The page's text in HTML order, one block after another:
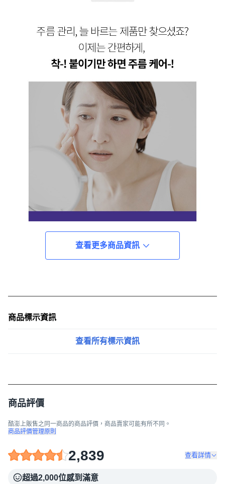
查看更多商品資訊
商品標示資訊
查看所有標示資訊
商品評價
酷澎上販售之同一商品的商品評價，商品賣家可能有所不同。
商品評價管理原則
2,839 查看詳情
超過2,000位感到滿意